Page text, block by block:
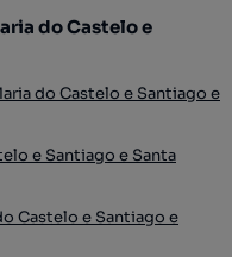
do Castelo e
do Castelo e Santiago e
e Santiago e Santa
Castelo e Santiago e